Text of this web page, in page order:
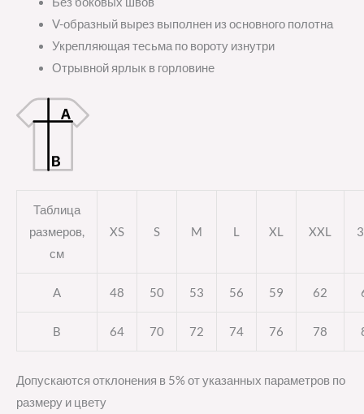
V-образный вырез выполнен из основного полотна
Укрепляющая тесьма по вороту изнутри
Отрывной ярлык в горловине
Таблица
размеров,
см
XS S M L XL XXL
A 48 50 53 56 59 62
B 64 70 72 74 76 78
Допускаются отклонения в 5% от указанных параметров по
размеру и цвету